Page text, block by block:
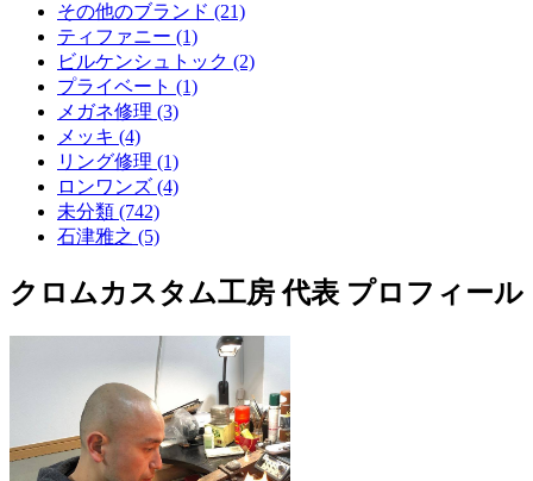
その他のブランド (21)
ティファニー (1)
ビルケンシュトック (2)
プライベート (1)
メガネ修理 (3)
メッキ (4)
リング修理 (1)
ロンワンズ (4)
未分類 (742)
石津雅之 (5)
クロムカスタム工房 代表 プロフィール